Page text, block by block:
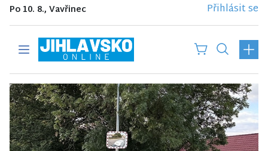
Po 10. 8., Vavřinec Přihlásit se